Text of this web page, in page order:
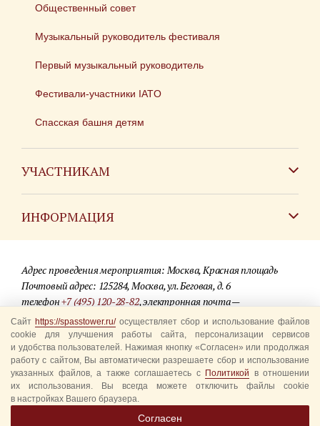
Общественный совет
Музыкальный руководитель фестиваля
Первый музыкальный руководитель
Фестивали-участники IATO
Спасская башня детям
УЧАСТНИКАМ
ИНФОРМАЦИЯ
Для СМИ
Где купить билеты
Акции
Вопрос-ответ
Правила посещения
Уполномоченные представители
Адрес проведения мероприятия: Москва, Красная площадь
Почтовый адрес: 125284, Москва, ул. Беговая, д. 6
телефон+7 (495) 120-28-82, электронная почта —
info@spasstower.ru
© 2009-2025 Официальный сайт фестиваля «Спасская башня»
Разработка сайта —студия «Сибирикс»
Сайт https://spasstower.ru/осуществляет сбор и использование файлов
cookie для улучшения работы сайта, персонализации сервисов
и удобства пользователей. Нажимая кнопку «Согласен» или продолжая
работу с сайтом, Вы автоматически разрешаете сбор и использование
указанных файлов, а также соглашаетесь с Политикой в отношении
их использования. Вы всегда можете отключить файлы cookie
в настройках Вашего браузера.
Согласен